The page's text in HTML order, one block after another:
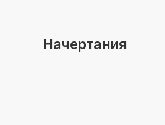
Начертания